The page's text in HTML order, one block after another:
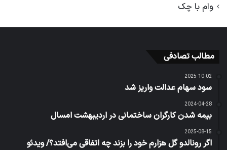
وام با چک
مطالب تصادفی
2025-10-02
سود سهام عدالت واریز شد
2024-04-28
بیمه شدن کارگران ساختمانی در اردیبهشت امسال
2025-08-15
اگر رونالدو گل هزارم خود را بزند چه اتفاقی می‌افتد؟/ ویدئو